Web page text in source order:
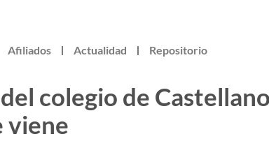
Afiliados Actualidad Repositorio
colegio de
viene